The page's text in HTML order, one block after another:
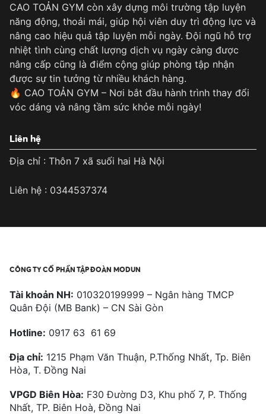
CAO TOẢN GYM còn xây dựng môi trường tập luyện
năng động, thoải mái, giúp hội viên duy trì động lực và
nâng cao hiệu quả tập luyện mỗi ngày. Đội ngũ hỗ trợ
nhiệt tình cùng chất lượng dịch vụ ngày càng được
nâng cấp cũng là điểm cộng giúp phòng tập nhận
được sự tin tưởng từ nhiều khách hàng.
🔥 CAO TOẢN GYM – Nơi bắt đầu hành trình thay đổi
vóc dáng và nâng tầm sức khỏe mỗi ngày!
Liên hệ
Địa chỉ : Thôn 7 xã suối hai Hà Nội
Liên hệ : 0344537374
CÔNG TY CỔ PHẦN TẬP ĐOÀN MODUN
Tài khoản NH: 010320199999 – Ngân hàng TMCP
Quân Đội (MB Bank) – CN Sài Gòn
Hotline: 0917 63 61 69
Địa chỉ: 1215 Phạm Văn Thuận, P.Thống Nhất, Tp. Biên
Hòa, T. Đồng Nai
VPGD Biên Hòa: F30 Đường D3, Khu phố 7, P. Thống
Nhất, TP. Biên Hoà, Đồng Nai